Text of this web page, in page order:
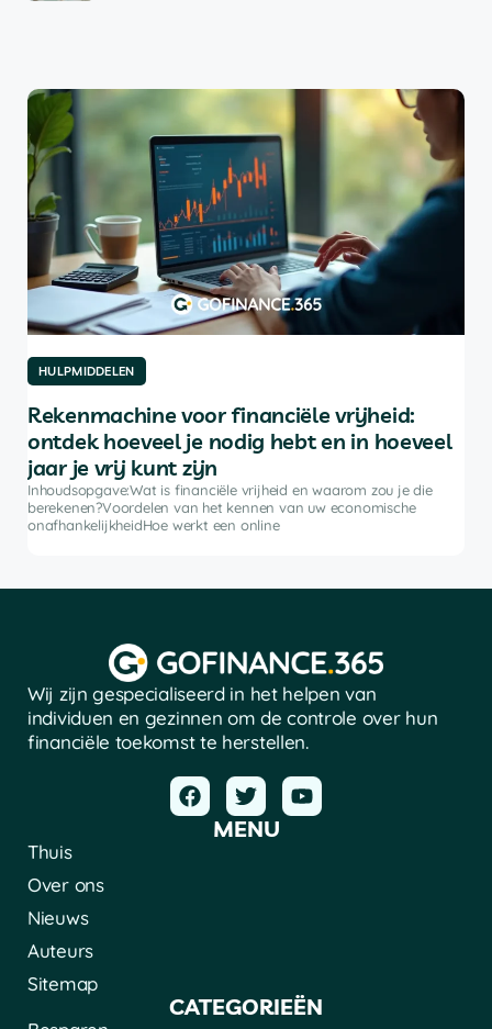
HULPMIDDELEN
Rekenmachine voor financiële vrijheid:
ontdek hoeveel je nodig hebt en in hoeveel
jaar je vrij kunt zijn
Inhoudsopgave:Wat is financiële vrijheid en waarom zou je die
berekenen?Voordelen van het kennen van uw economische
onafhankelijkheidHoe werkt een online
Wij zijn gespecialiseerd in het helpen van
individuen en gezinnen om de controle over hun
financiële toekomst te herstellen.
MENU
Thuis
Over ons
Nieuws
Auteurs
Sitemap
CATEGORIEËN